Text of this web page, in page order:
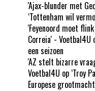
'Ajax-blunder met
‘Tottenham wil
'Feyenoord moet
Correia' - Voetbal4U
een seizoen
'AZ stelt bizarre
Voetbal4U op ‘Troy
Europese